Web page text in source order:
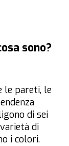
sono?
le pareti, le
di sei
di
i colori.